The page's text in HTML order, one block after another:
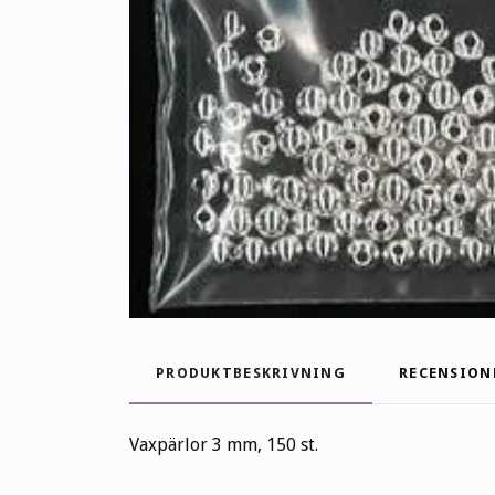
PRODUKTBESKRIVNING
Vaxpärlor 3 mm, 150 st.